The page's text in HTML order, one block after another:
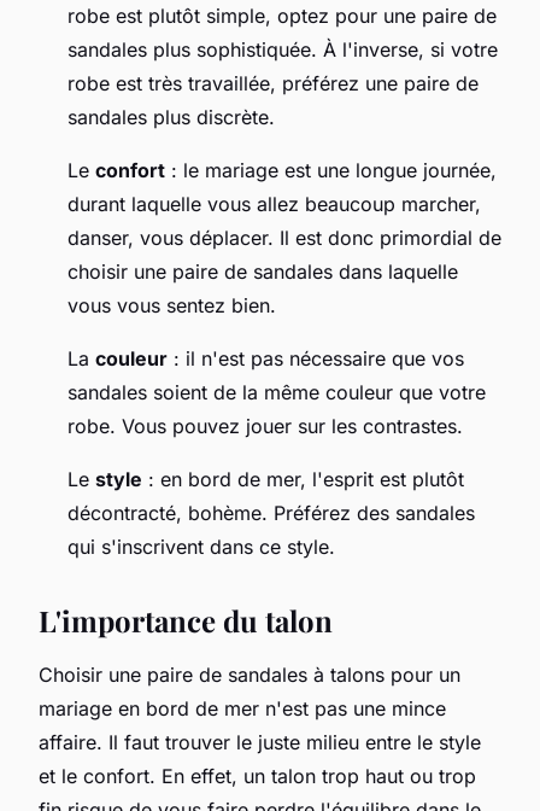
robe est plutôt simple, optez pour une paire de
sandales plus sophistiquée. À l'inverse, si votre
robe est très travaillée, préférez une paire de
sandales plus discrète.
Le confort : le mariage est une longue journée,
durant laquelle vous allez beaucoup marcher,
danser, vous déplacer. Il est donc primordial de
choisir une paire de sandales dans laquelle
vous vous sentez bien.
La couleur : il n'est pas nécessaire que vos
sandales soient de la même couleur que votre
robe. Vous pouvez jouer sur les contrastes.
Le style : en bord de mer, l'esprit est plutôt
décontracté, bohème. Préférez des sandales
qui s'inscrivent dans ce style.
L'importance du talon
Choisir une paire de sandales à talons pour un
mariage en bord de mer n'est pas une mince
affaire. Il faut trouver le juste milieu entre le style
et le confort. En effet, un talon trop haut ou trop